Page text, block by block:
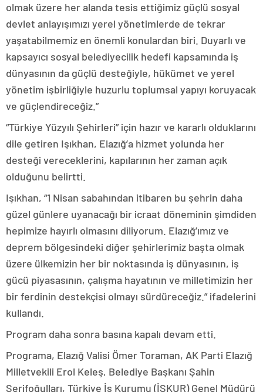
olmak üzere her alanda tesis ettiğimiz güçlü sosyal
devlet anlayışımızı yerel yönetimlerde de tekrar
yaşatabilmemiz en önemli konulardan biri. Duyarlı ve
kapsayıcı sosyal belediyecilik hedefi kapsamında iş
dünyasının da güçlü desteğiyle, hükümet ve yerel
yönetim işbirliğiyle huzurlu toplumsal yapıyı koruyacak
ve güçlendireceğiz.”
“Türkiye Yüzyılı Şehirleri” için hazır ve kararlı olduklarını
dile getiren Işıkhan, Elazığ’a hizmet yolunda her
desteği vereceklerini, kapılarının her zaman açık
olduğunu belirtti.
Işıkhan, “1 Nisan sabahından itibaren bu şehrin daha
güzel günlere uyanacağı bir icraat döneminin şimdiden
hepimize hayırlı olmasını diliyorum. Elazığ’ımız ve
deprem bölgesindeki diğer şehirlerimiz başta olmak
üzere ülkemizin her bir noktasında iş dünyasının, iş
gücü piyasasının, çalışma hayatının ve milletimizin her
bir ferdinin destekçisi olmayı sürdüreceğiz.” ifadelerini
kullandı.
Program daha sonra basına kapalı devam etti.
Programa, Elazığ Valisi Ömer Toraman, AK Parti Elazığ
Milletvekili Erol Keleş, Belediye Başkanı Şahin
Şerifoğulları, Türkiye İş Kurumu (İŞKUR) Genel Müdürü